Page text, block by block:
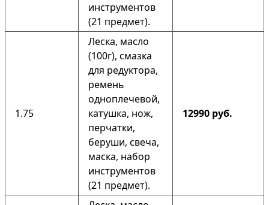
инструментов
(21 предмет).
1.75
Леска, масло
(100г), смазка
для редуктора,
ремень
одноплечевой,
катушка, нож,
перчатки,
беруши, свеча,
маска, набор
инструментов
(21 предмет).
12990 руб.